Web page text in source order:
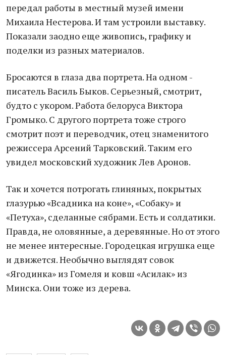
передал работы в местный музей имени
Михаила Нестерова. И там устроили выставку.
Показали заодно еще живопись, графику и
поделки из разных материалов.
Бросаются в глаза два портрета. На одном -
писатель Василь Быков. Серьезный, смотрит,
будто с укором. Работа белоруса Виктора
Громыко. С другого портрета тоже строго
смотрит поэт и переводчик, отец знаменитого
режиссера Арсений Тарковский. Таким его
увидел московский художник Лев Аронов.
Так и хочется потрогать глиняных, покрытых
глазурью «Всадника на коне», «Собаку» и
«Петуха», сделанные сябрами. Есть и солдатики.
Правда, не оловянные, а деревянные. Но от этого
не менее интересные. Городецкая игрушка еще
и движется. Необычно выглядят совок
«Ягодинка» из Гомеля и ковш «Асилак» из
Минска. Они тоже из дерева.